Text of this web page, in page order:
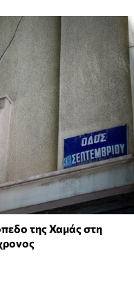
της Χαμάς στη